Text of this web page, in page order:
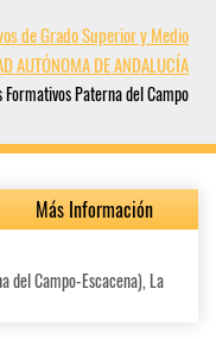
de Grado Superior y Medio
AUTÓNOMA DE ANDALUCÍA
Formativos Paterna del Campo
Más Información
del Campo-Escacena), La